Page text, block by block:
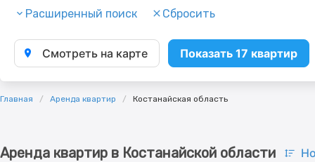
Расширенный поиск Сбросить
Смотреть на карте Показать 17 квартир
Главная Аренда квартир Костанайская область
Аренда квартир в Костанайской области